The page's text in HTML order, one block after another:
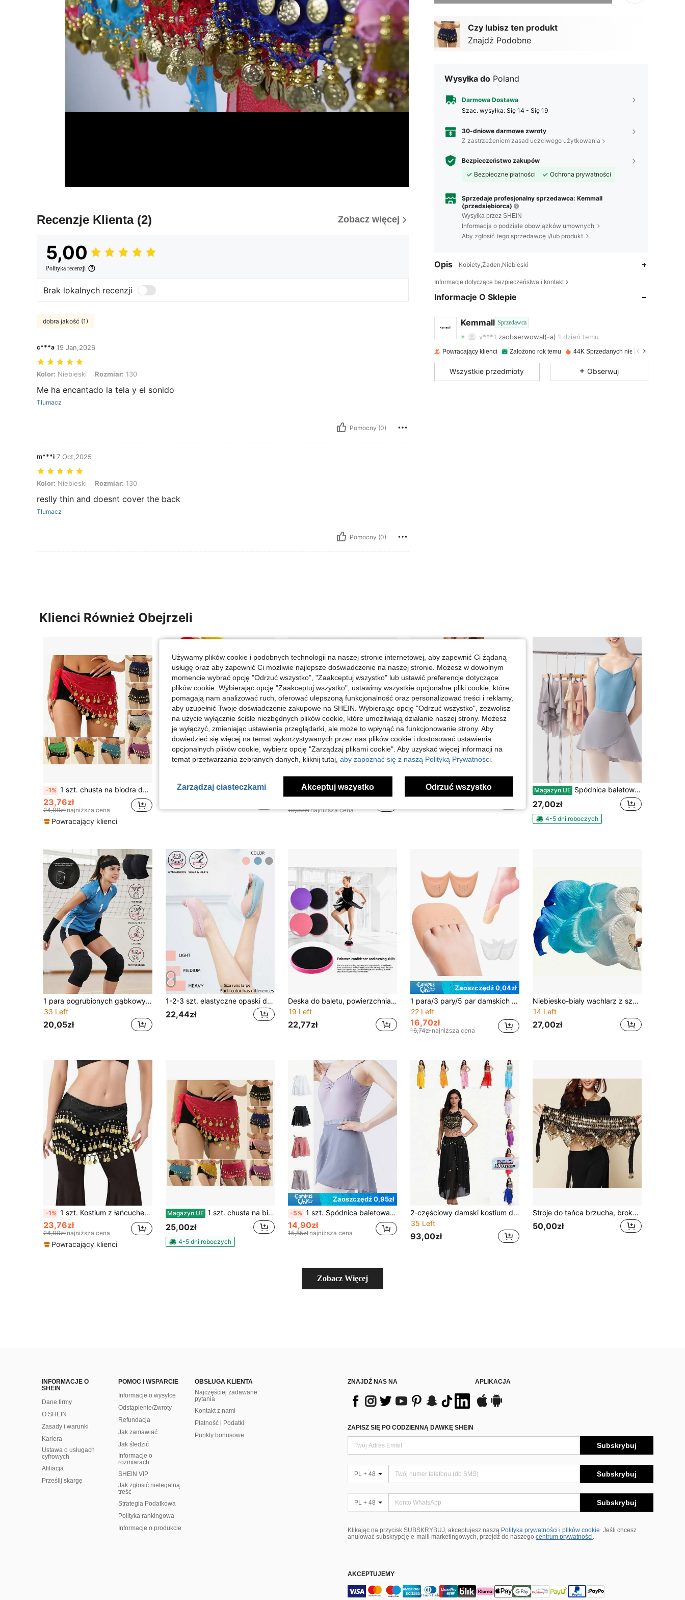
Recenzje Klienta (2) Zobacz więcej
5,00
Polityka recenzji
Brak lokalnych recenzji
dobra jakość (1)
c***a 19 Jan,2026
Kolor: Niebieski, Rozmiar: 130
Kolor: Niebieski Rozmiar: 130
Me ha encantado la tela y el sonido
Tłumacz
Pomocny (0)
m***i 7 Oct,2025
Kolor: Niebieski, Rozmiar: 130
Kolor: Niebieski Rozmiar: 130
reslly thin and doesnt cover the back
Tłumacz
Pomocny (0)
Czy lubisz ten produkt
Znajdź Podobne
Wysyłka do Poland
Darmowa Dostawa
Szac. wysyłka: Się 14 - Się 19
30-dniowe darmowe zwroty
Z zastrzeżeniem zasad uczciwego użytkowania
Bezpieczeństwo zakupów
Bezpieczne płatności
Ochrona prywatności
Sprzedaje profesjonalny sprzedawca: Kemmall
(przedsiębiorca)
Wysyłka przez SHEIN
Informacja o podziale obowiązków umownych
Aby zgłosić tego sprzedawcę i/lub produkt
Opis Kobiety,Żaden,Niebieski
Informacje dotyczące bezpieczeństwa i kontakt
Informacje O Sklepie
Kemmall Sprzedawca
4,84 164
4,84 164
y***1 zaobserwował(-a) 1 dzień temu
4,84 164
Powracający klienci Założono rok temu 44K Sprzedanych niedawno
Wszystkie przedmioty Obserwuj
Klienci Również Obejrzeli
-1% 1 szt. chusta na biodra do tancerki brzucha, słodka spódnica do tańca brzucha, pas do chusty na biodra do stroju do tańca brzucha w stylu egipskim, szyfonowa chusta do tańca brzucha dla kobiet, odpowiednia do jogi, zumby, tańca brzucha, spódnica z frędzlami do tańca brzucha, cekinowa mini spódniczka - holograficzna spódnica z frędzlami
23,76zł
24,00zł najniższa cena
Powracający klienci
Zaoszczędź 0,52zł
-2% 1 szt. elastyczna taśma oporowa z numeracją, taśma do rozciągania do jogi, 8-pętlowa taśma oporowa do rozciągania baletowego, taśma do rozciągania do tańca, regulowana wielopętlowa taśma do ćwiczeń, pilates, joga, taniec, wielofunkcyjna taśma oporowa do jogi i pilatesu, przenośny trener elastyczności i siły, fitness domowy, balet, sprzęt fitness, sprzęt gimnastyczny, akcesoria do tańca
19,00złnajniższa cena
Magazyn UE Spódnica baletowa 1 szt., spódnica tutu do tańca gimnastycznego, spódnica trykotowa jednoczęściowa, spódnica nauczycielska, uniwersalna spódnica codzienna do zakrycia spodenek, spódnica antyodblaskowa, spódnica do tańca, biegania, fitnessu, sportowa
27,00zł
4-5 dni roboczych
1 para pogrubionych gąbkowych ochraniaczy na kolana do tańca, miękki rozciągliwy materiał, antypoślizgowe i antyuderzeniowe, oddychające, amortyzujące, wspierające klękanie, do jogi, siatkówki, jazdy na rolkach, baletu, siłowni i fitnessu, sportowy sprzęt ochronny dla kobiet i dzieci
33 Left
20,05zł
1-2-3 szt. elastyczne opaski do treningu baletowego do dociskania podbicia, bandaże na stopy, rozciągliwe opaski do ćwiczeń tanecznych, akcesorium do baletu i sztuk walki
22,44zł
Deska do baletu, powierzchnia antypoślizgowa, odpowiednia dla cheerleaderek, tancerek i gimnastyczek
19 Left
22,77zł
Zaoszczędź 0,04zł
1 para/3 pary/5 par damskich silikonowych ochraniaczy na palce, żelowe nakładki na palce, podkładki do butów na przód stopy z oddychającymi otworami, baletowe podkładki na śródstopie
22 Left
16,70zł
16,74zł najniższa cena
Niebiesko-biały wachlarz z szyfonu – dwuwarstwowy wzór, minimalistyczny styl | Nadaje się do tańca solo, na wesela, występy noworoczne, dekoracje świąteczne, elegancki i lekki materiał
14 Left
27,00zł
-1% 1 szt. Kostium z łańcuchem na talię do tańca brzucha, metalowa siateczka na talię, ozdoba body, złota moneta na talię do tańca, styl boho
23,76zł
24,00zł najniższa cena
Powracający klienci
Magazyn UE 1 szt. chusta na biodra do tancerki brzucha, słodka spódnica do tańca brzucha owinięta monetami, pas do chusty na biodra do stroju do tańca brzucha w stylu egipskim, szyfonowa chusta do tańca brzucha dla kobiet, odpowiednia do jogi, zumby, chusta na biodra do stroju do tańca brzucha, spódnica z frędzlami do tańca brzucha dla kobiet, cekinowa mini spódniczka na imprezę
25,00zł
4-5 dni roboczych
Zaoszczędź 0,95zł
-5% 1 szt. Spódnica baletowa z szyfonu dla kobiet, spódnica sportowa, jednokolorowa spódnica sceniczna, odpowiednia do różnych kostiumów tanecznych, takich jak balet, antyodblaskowa i bez zażenowania, może zakryć spódnicę, spódnica do występów tanecznych i ćwiczeń, różowa wiosenna spódnica sportowa, spódnica baletowa, balet
14,90zł
15,85zł najniższa cena
2-częściowy damski kostium do tańca brzucha: top na ramiączkach zdobiony cekinami i monetami + długa rozcięta spódnica z szyfonu + bransoletka z tkaniny. Odpowiedni na występy sceniczne, Halloween i tematyczne przyjęcia taneczne.
35 Left
93,00zł
Stroje do tańca brzucha, brokatowe cekiny, spódnice z frędzlami, modne spódnice do tańca z paskiem w talii do tańca brzucha
50,00zł
Zobacz Więcej
INFORMACJE O
SHEIN
Dane firmy
O SHEIN
Zasady i warunki
Kariera
Ustawa o usługach
cyfrowych
Afiliacja
Prześlij skargę
POMOC I WSPARCIE
Informacje o wysyłce
Odstąpienie/Zwroty
Refundacja
Jak zamawiać
Jak śledzić
Informacje o
rozmiarach
SHEIN VIP
Jak zgłosić nielegalną
treść
Strategia Podatkowa
Polityka rankingowa
Informacje o produkcie
OBSŁUGA KLIENTA
Najczęściej zadawane
pytania
Kontakt z nami
Płatność i Podatki
Punkty bonusowe
ZNAJDŹ NAS NA APLIKACJA
ZAPISZ SIĘ PO CODZIENNĄ DAWKĘ SHEIN
Subskrybuj
PL + 48 Subskrybuj
PL + 48 Subskrybuj
Klikając na przycisk SUBSKRYBUJ, akceptujesz naszą Polityka prywatności i plików cookie Jeśli chcesz
anulować subskrypcję e-maili marketingowych, przejdź do naszego centrum prywatności.
AKCEPTUJEMY
Używamy plików cookie i podobnych technologii na naszej stronie internetowej, aby zapewnić Ci żądaną
usługę oraz aby zapewnić Ci możliwie najlepsze doświadczenie na naszej stronie. Możesz w dowolnym
momencie wybrać opcję "Odrzuć wszystko", "Zaakceptuj wszystko" lub ustawić preferencje dotyczące
plików cookie. Wybierając opcję "Zaakceptuj wszystko", ustawimy wszystkie opcjonalne pliki cookie, które
pomagają nam analizować ruch, oferować ulepszoną funkcjonalność oraz personalizować treści i reklamy,
aby uzupełnić Twoje doświadczenie zakupowe na SHEIN. Wybierając opcję "Odrzuć wszystko", zezwolisz
na użycie wyłącznie ściśle niezbędnych plików cookie, które umożliwiają działanie naszej strony. Możesz
je wyłączyć, zmieniając ustawienia przeglądarki, ale może to wpłynąć na funkcjonowanie strony. Aby
dowiedzieć się więcej na temat wykorzystywanych przez nas plików cookie i dostosować ustawienia
opcjonalnych plików cookie, wybierz opcję "Zarządzaj plikami cookie". Aby uzyskać więcej informacji na
temat przetwarzania zebranych danych, kliknij tutaj, aby zapoznać się z naszą Polityką Prywatności.
Zarządzaj ciasteczkami Akceptuj wszystko Odrzuć wszystko